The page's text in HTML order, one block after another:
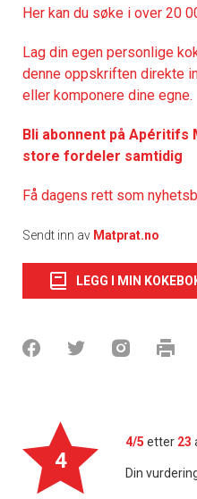
Her kan du søke i over 20
Lag din egen personlige
denne oppskriften direkte
eller komponere dine egne.
Bli abonnent på Apéritifs
store fordeler samtidig
Få dagens rett som
Sendt inn av Matprat.no
LEGG I MIN
4
4/5 etter 23
Din